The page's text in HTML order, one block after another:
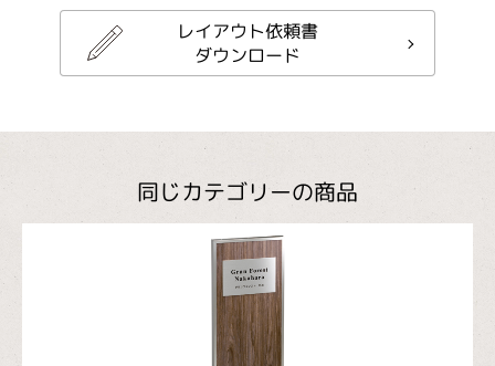
レイアウト依頼書
ダウンロード
同じカテゴリーの商品